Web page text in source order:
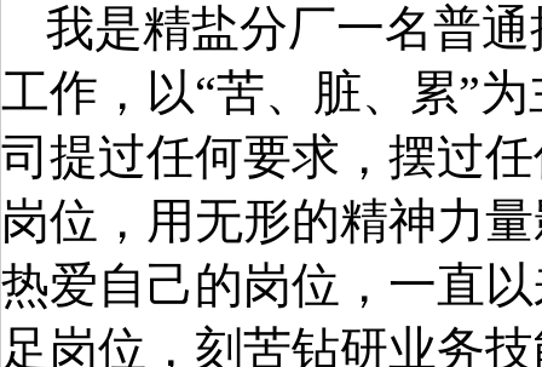
我是精盐分厂一名普
工作，以“苦、脏、累”
司提过任何要求，摆过
岗位，用无形的精神力
热爱自己的岗位，一直
足岗位，刻苦钻研业务